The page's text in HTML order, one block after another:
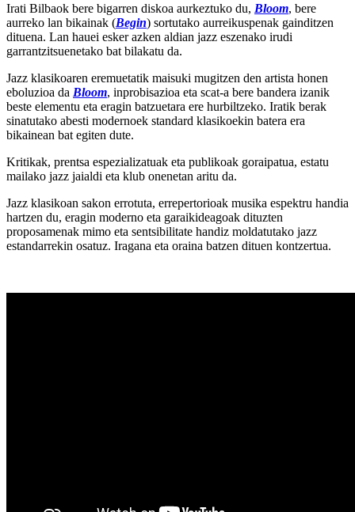
Irati Bilbaok bere bigarren diskoa aurkeztuko du, Bloom, bere
aurreko lan bikainak (Begin) sortutako aurreikuspenak gainditzen
dituena. Lan hauei esker azken aldian jazz eszenako irudi
garrantzitsuenetako bat bilakatu da.
Jazz klasikoaren eremuetatik maisuki mugitzen den artista honen
eboluzioa da Bloom, inprobisazioa eta scat-a bere bandera izanik
beste elementu eta eragin batzuetara ere hurbiltzeko. Iratik berak
sinatutako abesti modernoek standard klasikoekin batera era
bikainean bat egiten dute.
Kritikak, prentsa espezializatuak eta publikoak goraipatua, estatu
mailako jazz jaialdi eta klub onenetan aritu da.
Jazz klasikoan sakon errotuta, errepertorioak musika espektru handia
hartzen du, eragin moderno eta garaikideagoak dituzten
proposamenak mimo eta sentsibilitate handiz moldatutako jazz
estandarrekin osatuz. Iragana eta oraina batzen dituen kontzertua.